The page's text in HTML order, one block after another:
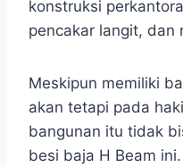
konstruksi
pencakar langit, dan
Meskipun memiliki
akan tetapi pada
bangunan itu tidak
besi baja H Beam